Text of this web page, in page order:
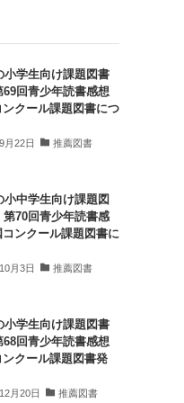
小学生向け課題図書
69回青少年読書感想
クール課題図書につ
月22日
推薦図書
小中学生向け課題図
第70回青少年読書感
ンクール課題図書に
月3日
推薦図書
小学生向け課題図書
68回青少年読書感想
クール課題図書発
月20日 推薦図書